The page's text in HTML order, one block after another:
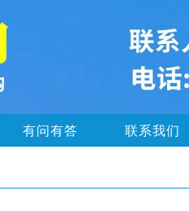
有问有答 联系我们